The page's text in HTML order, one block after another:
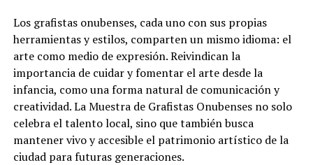
Los grafistas onubenses, cada uno con sus propias
herramientas y estilos, comparten un mismo idioma: el
arte como medio de expresión. Reivindican la
importancia de cuidar y fomentar el arte desde la
infancia, como una forma natural de comunicación y
creatividad. La Muestra de Grafistas Onubenses no solo
celebra el talento local, sino que también busca
mantener vivo y accesible el patrimonio artístico de la
ciudad para futuras generaciones.